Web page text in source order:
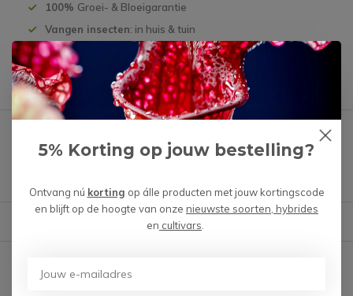
100% Groei- & Bloeigarantie
Vangen insecten: in huis & tuin
Productomschrijving
Heb je een vraag over dit product?
Reviews
geschreven over dit product.
5% Korting op jouw bestelling?
Ontvang nú korting op álle producten met jouw kortingscode
en blijft op de hoogte van onze nieuwste soorten, hybrides
en cultivars